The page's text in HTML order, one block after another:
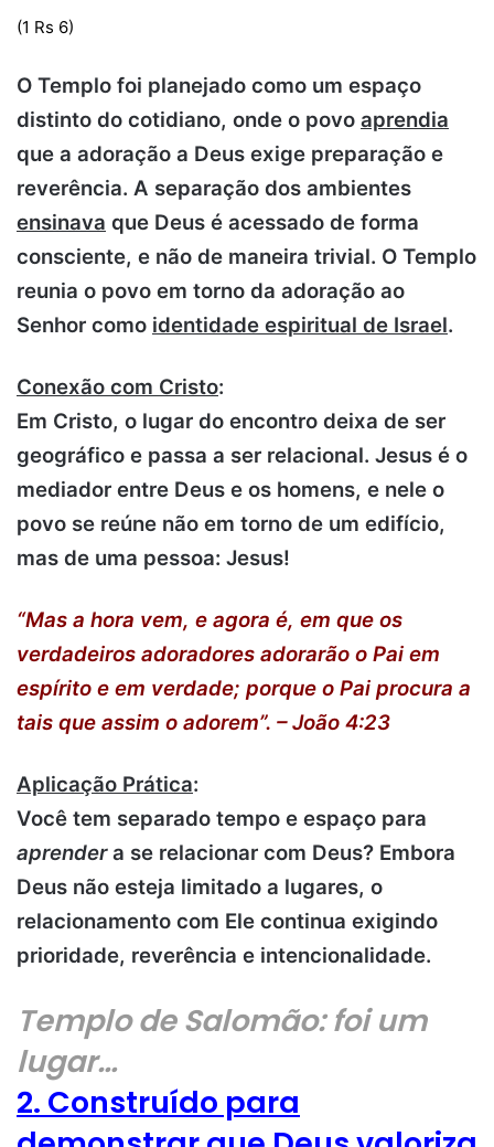
(1 Rs 6)
O Templo foi planejado como um espaço
distinto do cotidiano, onde o povo aprendia
que a adoração a Deus exige preparação e
reverência. A separação dos ambientes
ensinava que Deus é acessado de forma
consciente, e não de maneira trivial. O Templo
reunia o povo em torno da adoração ao
Senhor como identidade espiritual de Israel.
Conexão com Cristo:
Em Cristo, o lugar do encontro deixa de ser
geográfico e passa a ser relacional. Jesus é o
mediador entre Deus e os homens, e nele o
povo se reúne não em torno de um edifício,
mas de uma pessoa: Jesus!
“Mas a hora vem, e agora é, em que os
verdadeiros adoradores adorarão o Pai em
espírito e em verdade; porque o Pai procura a
tais que assim o adorem”. – João 4:23
Aplicação Prática:
Você tem separado tempo e espaço para
aprendera se relacionar com Deus? Embora
Deus não esteja limitado a lugares, o
relacionamento com Ele continua exigindo
prioridade, reverência e intencionalidade.
Templo de Salomão: foi um
lugar…
2. Construído para